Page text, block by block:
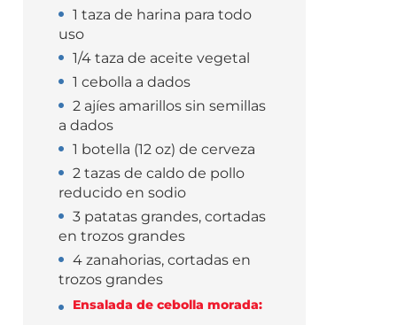
1 taza de harina para todo
uso
1/4 taza de aceite vegetal
1 cebolla a dados
2 ajíes amarillos sin semillas
a dados
1 botella (12 oz) de cerveza
2 tazas de caldo de pollo
reducido en sodio
3 patatas grandes, cortadas
en trozos grandes
4 zanahorias, cortadas en
trozos grandes
Ensalada de cebolla morada: